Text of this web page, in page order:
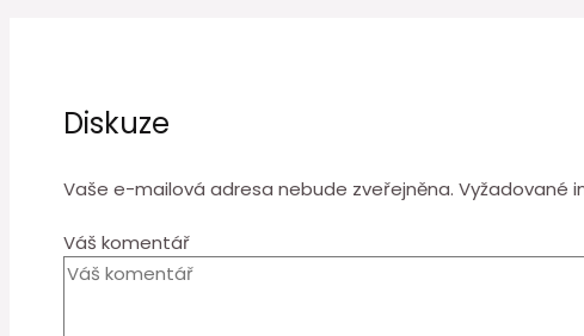
Diskuze
Vaše e-mailová adresa nebude zveřejněna. Vyžadované
Váš komentář